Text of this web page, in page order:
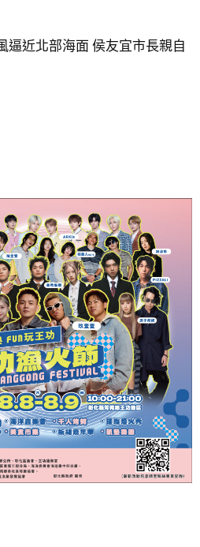
逼近北部海面 侯友宜市長親自